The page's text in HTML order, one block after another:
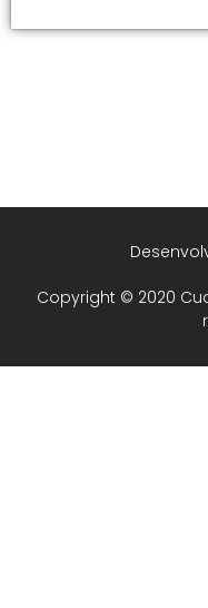
Copyright © 2020